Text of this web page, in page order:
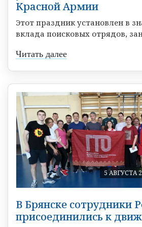
Красной Армии
Этот праздник установлен в
вклада поисковых отрядов,
Читать далее
5 АВГУСТА
В Брянске сотрудники
присоединились к